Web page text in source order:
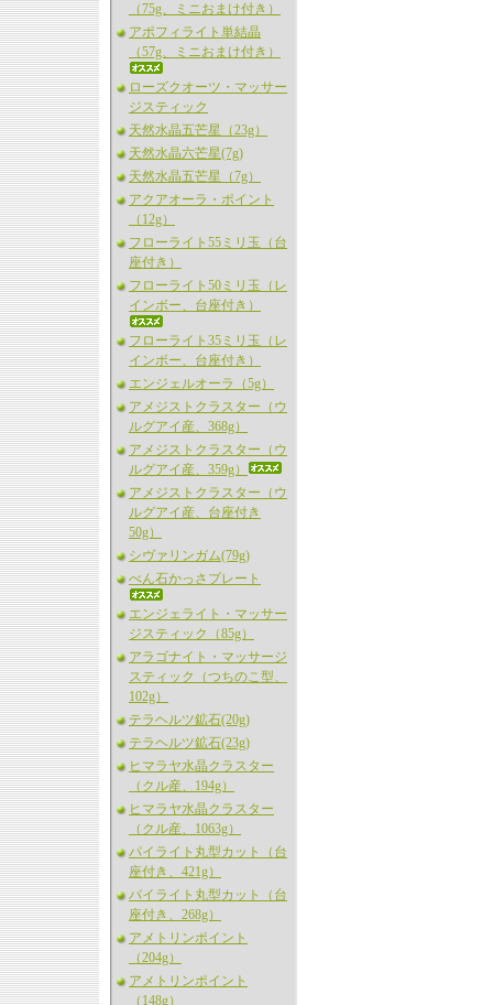
（75g、ミニおまけ付き）
アポフィライト単結晶
（57g、ミニおまけ付き）
ローズクオーツ・マッサー
ジスティック
天然水晶五芒星（23g）
天然水晶六芒星(7g)
天然水晶五芒星（7g）
アクアオーラ・ポイント
（12g）
フローライト55ミリ玉（台
座付き）
フローライト50ミリ玉（レ
インボー、台座付き）
フローライト35ミリ玉（レ
インボー、台座付き）
エンジェルオーラ（5g）
アメジストクラスター（ウ
ルグアイ産、368g）
アメジストクラスター（ウ
ルグアイ産、359g）
アメジストクラスター（ウ
ルグアイ産、台座付き
50g）
シヴァリンガム(79g)
べん石かっさプレート
エンジェライト・マッサー
ジスティック（85g）
アラゴナイト・マッサージ
スティック（つちのこ型、
102g）
テラヘルツ鉱石(20g)
テラヘルツ鉱石(23g)
ヒマラヤ水晶クラスター
（クル産、194g）
ヒマラヤ水晶クラスター
（クル産、1063g）
パイライト丸型カット（台
座付き、421g）
パイライト丸型カット（台
座付き、268g）
アメトリンポイント
（204g）
アメトリンポイント
（148g）